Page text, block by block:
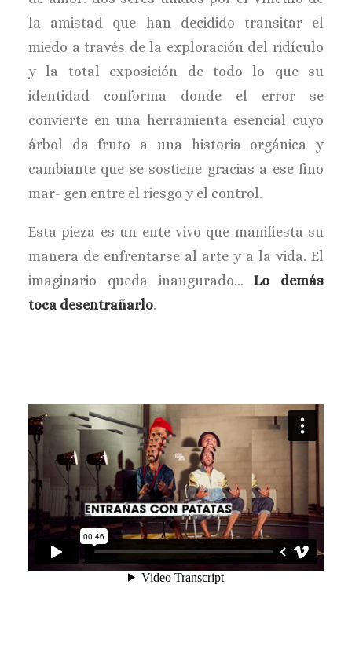
la amistad que han decidido transitar el
miedo a través de la exploración del ridículo
y la total exposición de todo lo que su
identidad conforma donde el error se
convierte en una herramienta esencial cuyo
árbol da fruto a una historia orgánica y
cambiante que se sostiene gracias a ese fino
mar- gen entre el riesgo y el control.
Esta pieza es un ente vivo que manifiesta su
manera de enfrentarse al arte y a la vida. El
imaginario queda inaugurado…Lo demás
toca desentrañarlo.